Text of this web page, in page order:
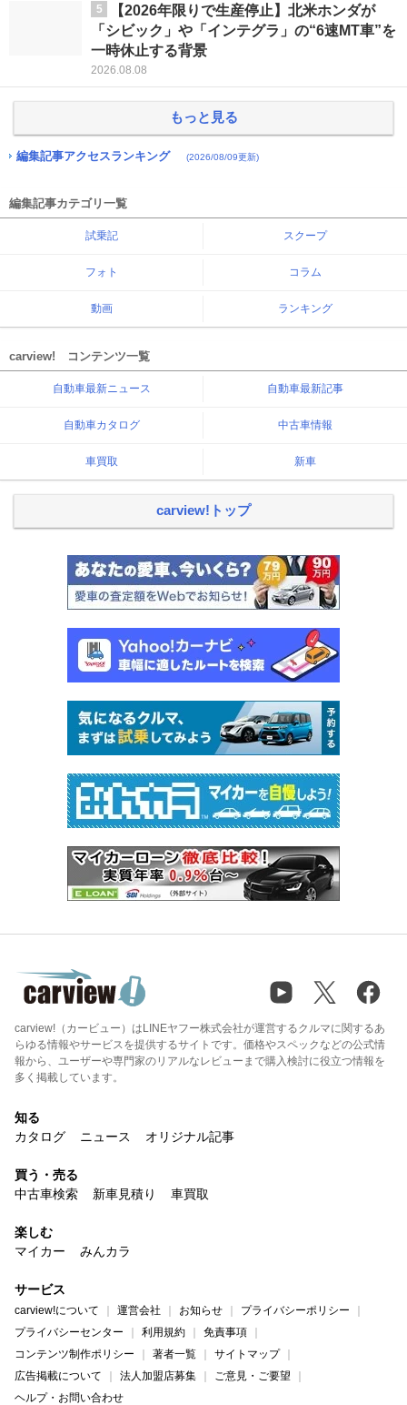
5
【2026年限りで生産停止】北米ホンダが
「シビック」や「インテグラ」の“6速MT車”を
一時休止する背景
2026.08.08
もっと見る
編集記事アクセスランキング (2026/08/09更新)
編集記事カテゴリ一覧
試乗記 スクープ
フォト コラム
動画 ランキング
carview! コンテンツ一覧
自動車最新ニュース 自動車最新記事
自動車カタログ 中古車情報
車買取 新車
carview!トップ
carview!（カービュー）はLINEヤフー株式会社が運営するクルマに関するあ
らゆる情報やサービスを提供するサイトです。価格やスペックなどの公式情
報から、ユーザーや専門家のリアルなレビューまで購入検討に役立つ情報を
多く掲載しています。
知る
カタログ
ニュース オリジナル記事
買う・売る
中古車検索
新車見積り 車買取
楽しむ
マイカー
みんカラ
サービス
carview!について 運営会社 お知らせ
プライバシーポリシー
プライバシーセンター
利用規約
免責事項
コンテンツ制作ポリシー
著者一覧
サイトマップ
広告掲載について
法人加盟店募集
ご意見・ご要望
ヘルプ・お問い合わせ